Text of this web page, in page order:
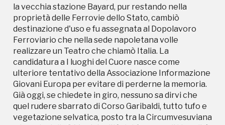
la vecchia stazione Bayard, pur restando nella
proprietà delle Ferrovie dello Stato, cambiò
destinazione d'uso e fu assegnata al Dopolavoro
Ferroviario che nella sede napoletana volle
realizzare un Teatro che chiamò Italia. La
candidatura a I luoghi del Cuore nasce come
ulteriore tentativo della Associazione Informazione
Giovani Europa per evitare di perderne la memoria.
Già oggi, se chiedete in giro, nessuno sa dirvi che
quel rudere sbarrato di Corso Garibaldi, tutto tufo e
vegetazione selvatica, posto tra la Circumvesuviana
progetto di restauro firmato dal compianto
architetto Aldo Loris Rossi che prevede la
riemersione della vecchia stazione e l'insediamento
del Museo delle Comunicazioni Viarie e un centro di
informazioni turistiche. Allo stato solo una parte del
vecchio edificio è stato recuperato ed utilizzato,
fino a qualche giorno fa, per ospitare uffici comunali
e per questo si presenta in un buono stato di
conservazione. Lo stesso non si può dire del
vecchio edificio destinato ai viaggiatori che è
ancora in piedi ma minacciato dagli alberi che ne